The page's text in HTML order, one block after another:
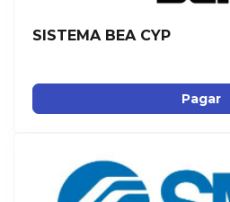
SISTEMA BEA CYP
Pagar